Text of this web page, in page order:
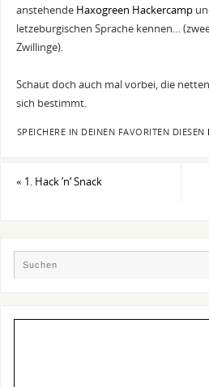
anstehende Haxogreen Hackercamp
letzeburgischen Sprache kennen…
Zwillinge).
Schaut doch auch mal vorbei, die
sich bestimmt.
SPEICHERE IN DEINEN FAVORITEN DIESEN
« 1. Hack ’n‘ Snack